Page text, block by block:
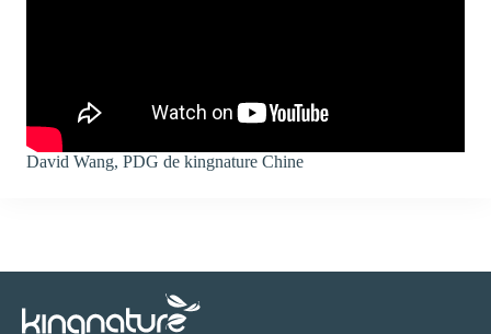
David Wang, PDG de kingnature Chine